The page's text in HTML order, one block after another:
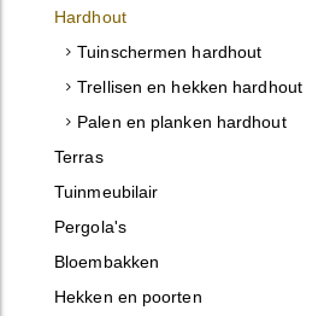
Hardhout
Tuinschermen hardhout
Trellisen en hekken hardhout
Palen en planken hardhout
Terras
Tuinmeubilair
Pergola's
Bloembakken
Hekken en poorten